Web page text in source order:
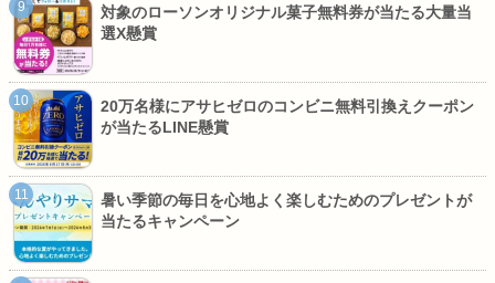
対象のローソンオリジナル菓子無料券が当たる大量当
選X懸賞
20万名様にアサヒゼロのコンビニ無料引換えクーポン
が当たるLINE懸賞
暑い季節の毎日を心地よく楽しむためのプレゼントが
当たるキャンペーン